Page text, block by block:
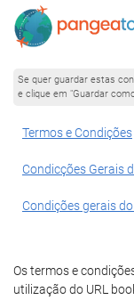
Se quer guardar estas
e clique em "Guardar
Termos e Condições
Condicções Gerais
Condições gerais
Os termos e
utilização do URL